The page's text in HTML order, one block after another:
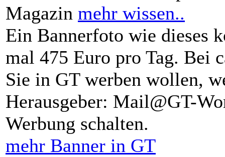
Magazin mehr wissen..
Ein Bannerfoto wie dieses
mal 475 Euro pro Tag. Bei
Sie in GT werben wollen,
Herausgeber: Mail@GT-
Werbung schalten.
mehr Banner in GT